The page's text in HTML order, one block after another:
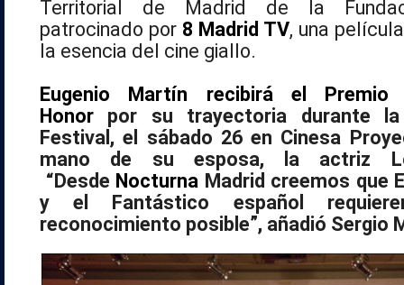
Territorial de Madrid de la
patrocinado por 8 Madrid TV, una
la esencia del cine giallo.
Eugenio Martín recibirá el
Honor por su trayectoria durante
Festival, el sábado 26 en Cinesa
mano de su esposa, la actriz
“Desde Nocturna Madrid creemos que
y el Fantástico español
reconocimiento posible”, añadió